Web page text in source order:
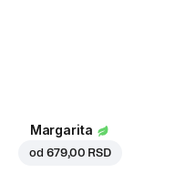
Margarita
od 679,00 RSD